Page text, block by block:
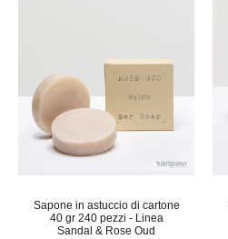
Sapone in astuccio di cartone
40 gr 240 pezzi - Linea
Sandal & Rose Oud